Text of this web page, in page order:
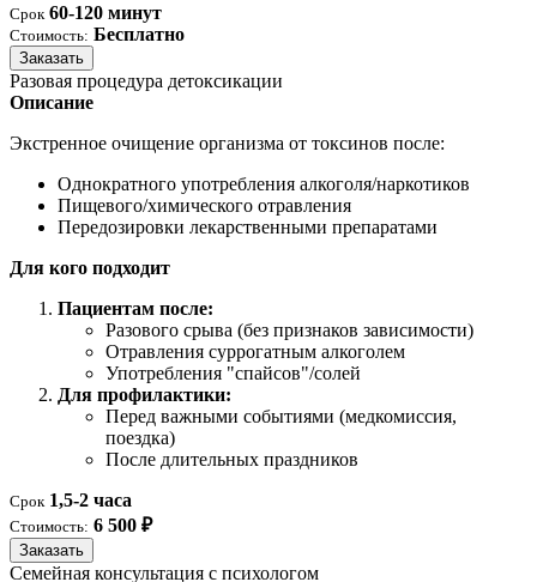
Срок 60-120 минут
Стоимость: Бесплатно
Заказать
Разовая процедура детоксикации
Описание
Экстренное очищение организма от токсинов после:
Однократного употребления алкоголя/наркотиков
Пищевого/химического отравления
Передозировки лекарственными препаратами
Для кого подходит
Пациентам после:
Разового срыва (без признаков зависимости)
Отравления суррогатным алкоголем
Употребления "спайсов"/солей
Для профилактики:
Перед важными событиями (медкомиссия,
поездка)
После длительных праздников
Срок 1,5-2 часа
Стоимость: 6 500 ₽
Заказать
Семейная консультация с психологом